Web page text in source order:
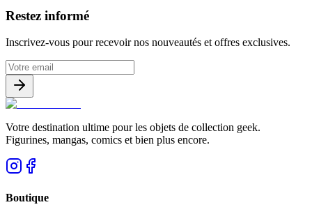
Restez informé
Inscrivez-vous pour recevoir nos nouveautés et offres exclusives.
Votre destination ultime pour les objets de collection geek.
Figurines, mangas, comics et bien plus encore.
Boutique